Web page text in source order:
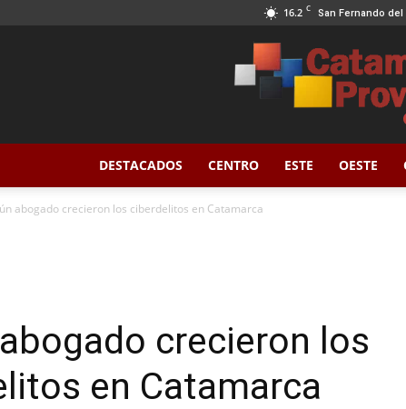
16.2 C San Fernando del
DESTACADOS CENTRO ESTE OESTE
abogado crecieron los ciberdelitos en Catamarca
crecieron los
en Catamarca